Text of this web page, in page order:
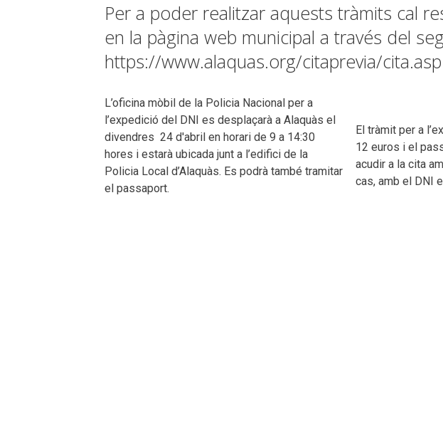
Per a poder realitzar aquests tràmits cal
en la pàgina web municipal a través del
https://www.alaquas.org/citaprevia/cita.asp
L’oficina mòbil de la Policia Nacional per a
l’expedició del DNI es desplaçarà a Alaquàs el
divendres 24 d'abril en horari de 9 a 14:30
hores i estarà ubicada junt a l’edifici de la
Policia Local d’Alaquàs. Es podrà també tramitar
el passaport.
El tràmit per a
12 euros i el
acudir a la cita
cas, amb el DNI